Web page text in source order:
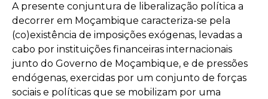
A presente conjuntura de liberalização política a
decorrer em Moçambique caracteriza-se pela
(co)existência de imposições exógenas, levadas a
cabo por instituições financeiras internacionais
junto do Governo de Moçambique, e de pressões
endógenas, exercidas por um conjunto de forças
sociais e políticas que se mobilizam por uma